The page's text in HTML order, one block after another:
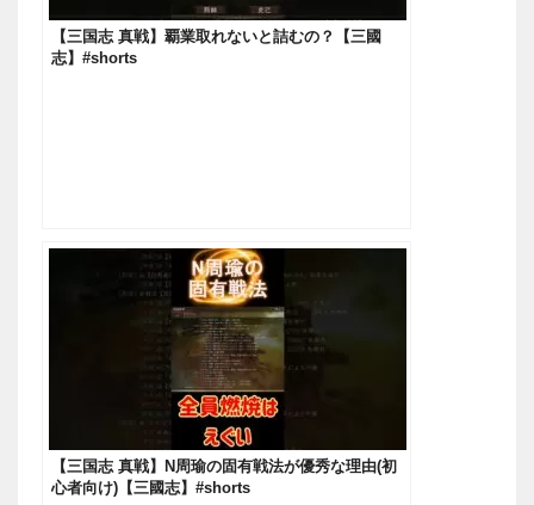
【三国志 真戦】覇業取れないと詰むの？【三國
志】#shorts
【三国志 真戦】N周瑜の固有戦法が優秀な理由(初
心者向け)【三國志】#shorts